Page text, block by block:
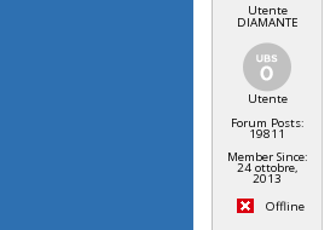
Utente
DIAMANTE
Utente
Forum Posts:
19811
Member Since:
24 ottobre,
2013
Offline